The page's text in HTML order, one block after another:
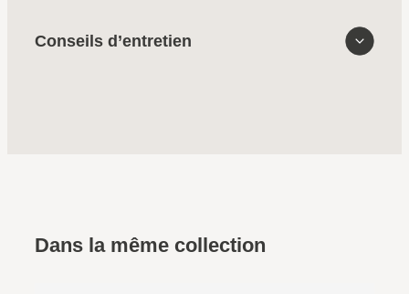
Conseils d’entretien
Dans la même collection